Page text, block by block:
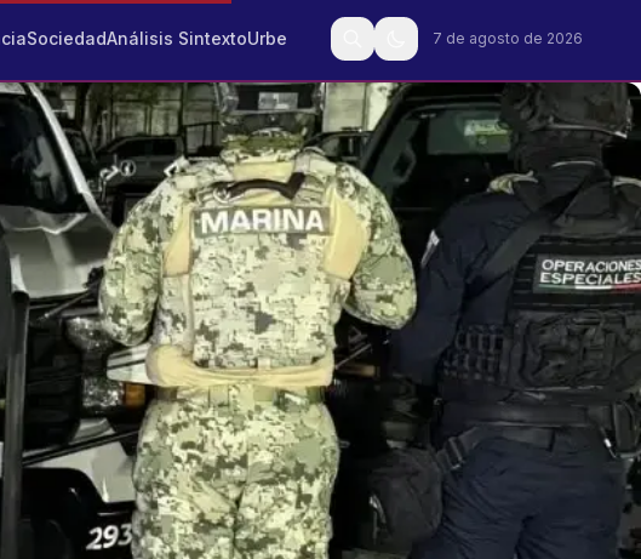
SociedadAnálisis SintextoUrbe 7 de agosto de 2026